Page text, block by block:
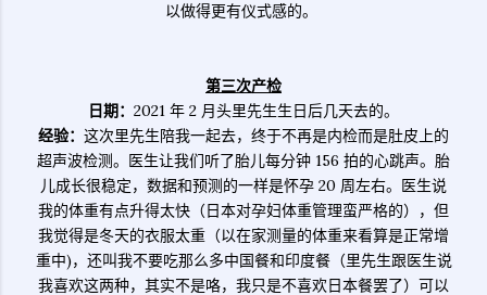
以做得更有仪式感的。
第三次产检
日期： 2021 年 2 月头里先生生日后几天去的。
经验： 这次里先生陪我一起去，终于不再是内检而是肚皮上的
超声波检测。医生让我们听了胎儿每分钟 156 拍的心跳声。胎
儿成长很稳定，数据和预测的一样是怀孕 20 周左右。医生说
我的体重有点升得太快（日本对孕妇体重管理蛮严格的），但
我觉得是冬天的衣服太重（以在家测量的体重来看算是正常增
重中)，还叫我不要吃那么多中国餐和印度餐（里先生跟医生说
我喜欢这两种，其实不是咯，我只是不喜欢日本餐罢了）可以